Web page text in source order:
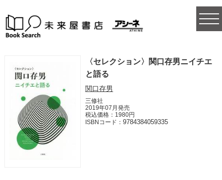
〈セレクション〉関口存男ニイチエ
と語る
関口存男
三修社
2019年07月発売
税込価格：1980円
ISBNコード：9784384059335